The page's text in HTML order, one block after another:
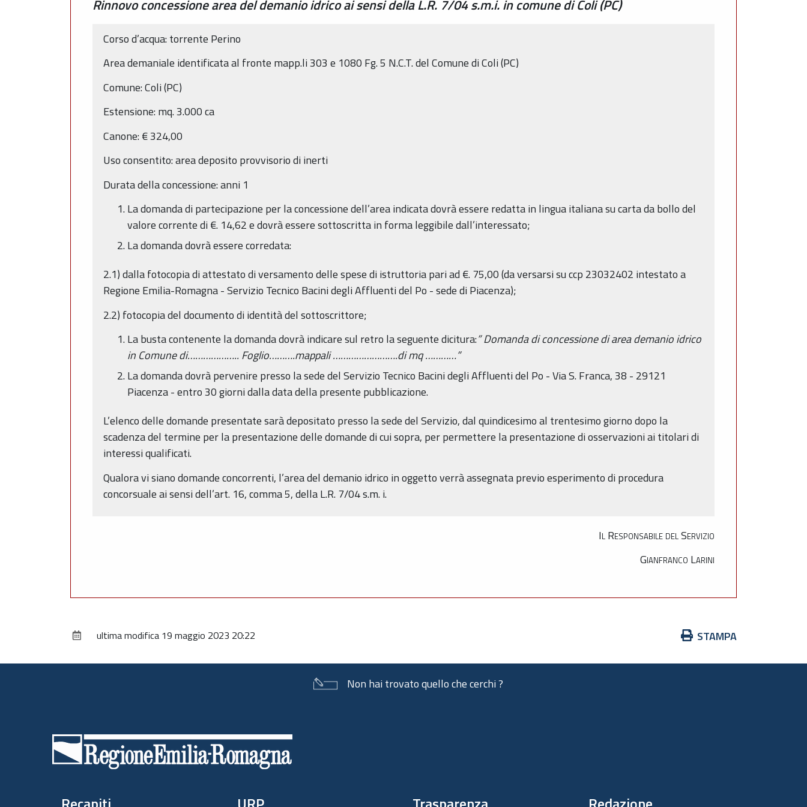
Rinnovo concessione area del demanio idrico ai sensi della L.R. 7/04 s.m.i. in comune di Coli (PC)
Corso d’acqua: torrente Perino
Area demaniale identificata al fronte mapp.li 303 e 1080 Fg. 5 N.C.T. del Comune di Coli (PC)
Comune: Coli (PC)
Estensione: mq. 3.000 ca
Canone: € 324,00
Uso consentito: area deposito provvisorio di inerti
Durata della concessione: anni 1
La domanda di partecipazione per la concessione dell’area indicata dovrà essere redatta in lingua italiana su carta da bollo del
valore corrente di €. 14,62 e dovrà essere sottoscritta in forma leggibile dall’interessato;
La domanda dovrà essere corredata:
2.1) dalla fotocopia di attestato di versamento delle spese di istruttoria pari ad €. 75,00 (da versarsi su ccp 23032402 intestato a
Regione Emilia-Romagna - Servizio Tecnico Bacini degli Affluenti del Po - sede di Piacenza);
2.2) fotocopia del documento di identità del sottoscrittore;
La busta contenente la domanda dovrà indicare sul retro la seguente dicitura:” Domanda di concessione di area demanio idrico
in Comune di……………….. Foglio……….mappali …………………….di mq …………”
La domanda dovrà pervenire presso la sede del Servizio Tecnico Bacini degli Affluenti del Po - Via S. Franca, 38 - 29121
Piacenza - entro 30 giorni dalla data della presente pubblicazione.
L’elenco delle domande presentate sarà depositato presso la sede del Servizio, dal quindicesimo al trentesimo giorno dopo la
scadenza del termine per la presentazione delle domande di cui sopra, per permettere la presentazione di osservazioni ai titolari di
interessi qualificati.
Qualora vi siano domande concorrenti, l’area del demanio idrico in oggetto verrà assegnata previo esperimento di procedura
concorsuale ai sensi dell’art. 16, comma 5, della L.R. 7/04 s.m. i.
Il Responsabile del Servizio
Gianfranco Larini
Azioni
documento
STAMPA
ultima modifica 19 maggio 2023 20:22
Non hai trovato quello che cerchi ?